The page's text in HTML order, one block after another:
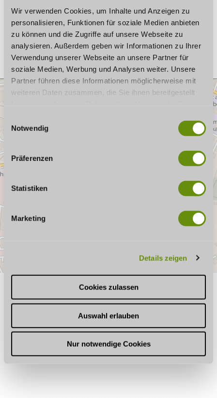
Wir verwenden Cookies, um Inhalte und Anzeigen zu
personalisieren, Funktionen für soziale Medien anbieten
zu können und die Zugriffe auf unsere Webseite zu
analysieren. Außerdem geben wir Informationen zu Ihrer
Verwendung unserer Webseite an unsere Partner für
soziale Medien, Werbung und Analysen weiter. Unsere
Partner führen diese Informationen möglicherweise mit
weiteren Daten zusammen, die Sie ihnen bereitgestellt
ablehnen, kann es sein, dass Darstellungen nicht
vollständig sind oder Anwendungen nicht zur Verfügung
E
i
n
w
i
l
n
g
s
Notwendig
Präferenzen
Statistiken
Marketing
Details zeigen
Cookies zulassen
Auswahl erlauben
Nur notwendige Cookies
E-mail:kongress@coburg.de
Website: www.coburg-kongress.de/en
Plan a trip
GOOD TO KNOW
Opening hours